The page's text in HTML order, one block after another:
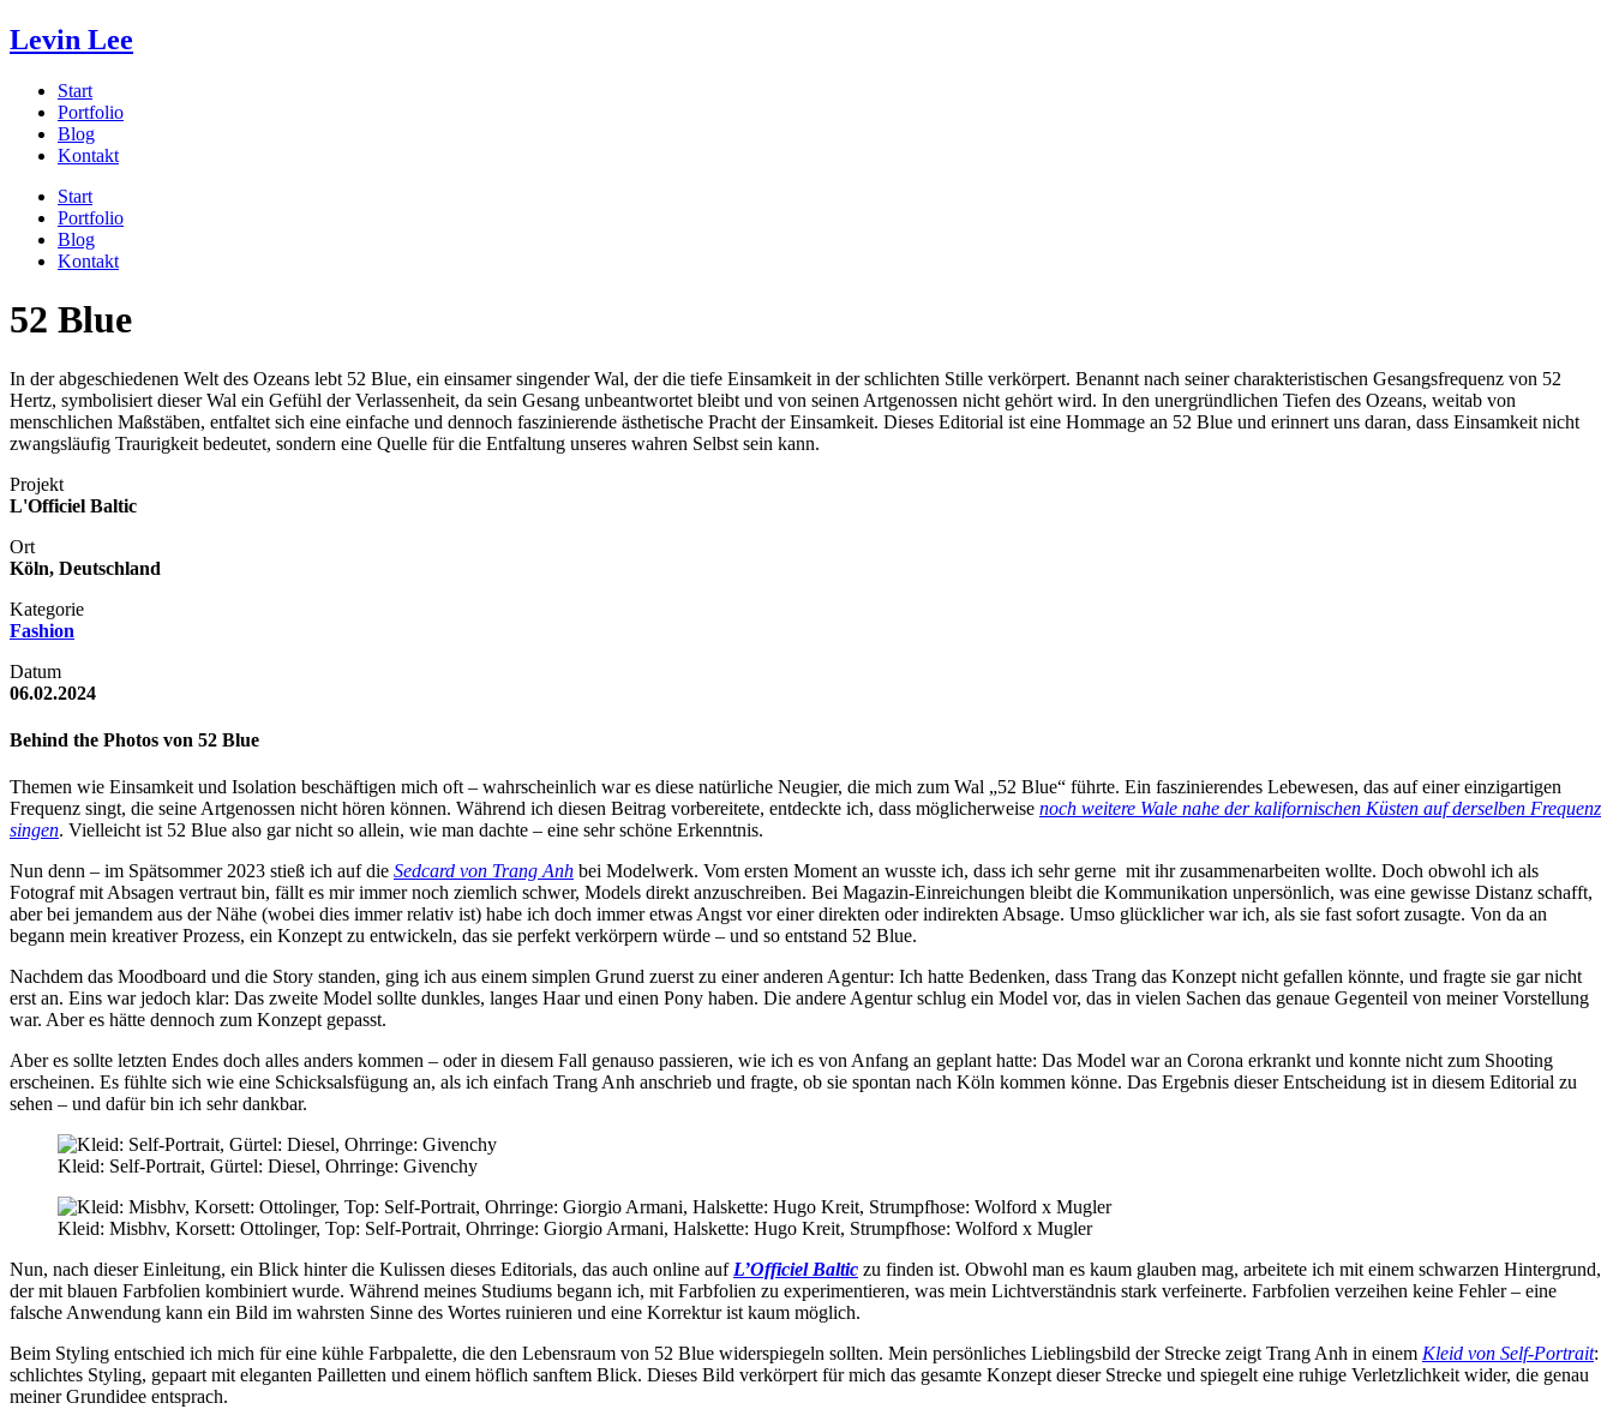
Levin Lee
Start
Portfolio
Blog
Kontakt
Start
Portfolio
Blog
Kontakt
52 Blue
In der abgeschiedenen Welt des Ozeans lebt 52 Blue, ein einsamer singender Wal, der die tiefe Einsamkeit in der schlichten Stille verkörpert. Benannt nach seiner charakteristischen Gesangsfrequenz von 52
Hertz, symbolisiert dieser Wal ein Gefühl der Verlassenheit, da sein Gesang unbeantwortet bleibt und von seinen Artgenossen nicht gehört wird. In den unergründlichen Tiefen des Ozeans, weitab von
menschlichen Maßstäben, entfaltet sich eine einfache und dennoch faszinierende ästhetische Pracht der Einsamkeit. Dieses Editorial ist eine Hommage an 52 Blue und erinnert uns daran, dass Einsamkeit nicht
zwangsläufig Traurigkeit bedeutet, sondern eine Quelle für die Entfaltung unseres wahren Selbst sein kann.
Projekt
L'Officiel Baltic
Ort
Köln, Deutschland
Kategorie
Fashion
Datum
06.02.2024
Behind the Photos von 52 Blue
Themen wie Einsamkeit und Isolation beschäftigen mich oft – wahrscheinlich war es diese natürliche Neugier, die mich zum Wal „52 Blue“ führte. Ein faszinierendes Lebewesen, das auf einer einzigartigen
Frequenz singt, die seine Artgenossen nicht hören können. Während ich diesen Beitrag vorbereitete, entdeckte ich, dass möglicherweise noch weitere Wale nahe der kalifornischen Küsten auf derselben Frequenz
singen. Vielleicht ist 52 Blue also gar nicht so allein, wie man dachte – eine sehr schöne Erkenntnis.
Nun denn – im Spätsommer 2023 stieß ich auf die Sedcard von Trang Anh bei Modelwerk. Vom ersten Moment an wusste ich, dass ich sehr gerne mit ihr zusammenarbeiten wollte. Doch obwohl ich als
Fotograf mit Absagen vertraut bin, fällt es mir immer noch ziemlich schwer, Models direkt anzuschreiben. Bei Magazin-Einreichungen bleibt die Kommunikation unpersönlich, was eine gewisse Distanz schafft,
aber bei jemandem aus der Nähe (wobei dies immer relativ ist) habe ich doch immer etwas Angst vor einer direkten oder indirekten Absage. Umso glücklicher war ich, als sie fast sofort zusagte. Von da an
begann mein kreativer Prozess, ein Konzept zu entwickeln, das sie perfekt verkörpern würde – und so entstand 52 Blue.
Nachdem das Moodboard und die Story standen, ging ich aus einem simplen Grund zuerst zu einer anderen Agentur: Ich hatte Bedenken, dass Trang das Konzept nicht gefallen könnte, und fragte sie gar nicht
erst an. Eins war jedoch klar: Das zweite Model sollte dunkles, langes Haar und einen Pony haben. Die andere Agentur schlug ein Model vor, das in vielen Sachen das genaue Gegenteil von meiner Vorstellung
war. Aber es hätte dennoch zum Konzept gepasst.
Aber es sollte letzten Endes doch alles anders kommen – oder in diesem Fall genauso passieren, wie ich es von Anfang an geplant hatte: Das Model war an Corona erkrankt und konnte nicht zum Shooting
erscheinen. Es fühlte sich wie eine Schicksalsfügung an, als ich einfach Trang Anh anschrieb und fragte, ob sie spontan nach Köln kommen könne. Das Ergebnis dieser Entscheidung ist in diesem Editorial zu
sehen – und dafür bin ich sehr dankbar.
Kleid: Self-Portrait, Gürtel: Diesel, Ohrringe: Givenchy
Kleid: Misbhv, Korsett: Ottolinger, Top: Self-Portrait, Ohrringe: Giorgio Armani, Halskette: Hugo Kreit, Strumpfhose: Wolford x Mugler
Nun, nach dieser Einleitung, ein Blick hinter die Kulissen dieses Editorials, das auch online auf L’Officiel Baltic zu finden ist. Obwohl man es kaum glauben mag, arbeitete ich mit einem schwarzen Hintergrund,
der mit blauen Farbfolien kombiniert wurde. Während meines Studiums begann ich, mit Farbfolien zu experimentieren, was mein Lichtverständnis stark verfeinerte. Farbfolien verzeihen keine Fehler – eine
falsche Anwendung kann ein Bild im wahrsten Sinne des Wortes ruinieren und eine Korrektur ist kaum möglich.
Beim Styling entschied ich mich für eine kühle Farbpalette, die den Lebensraum von 52 Blue widerspiegeln sollten. Mein persönliches Lieblingsbild der Strecke zeigt Trang Anh in einem Kleid von Self-Portrait:
schlichtes Styling, gepaart mit eleganten Pailletten und einem höflich sanftem Blick. Dieses Bild verkörpert für mich das gesamte Konzept dieser Strecke und spiegelt eine ruhige Verletzlichkeit wider, die genau
meiner Grundidee entsprach.